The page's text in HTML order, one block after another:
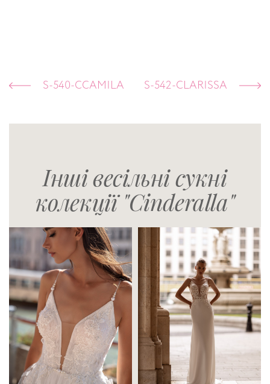
S-540-CCAMILA S-542-CLARISSA
Інші весільні сукні
колекції "Cinderalla"